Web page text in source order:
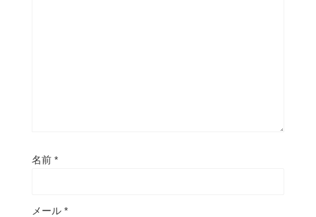
名前 *
メール *